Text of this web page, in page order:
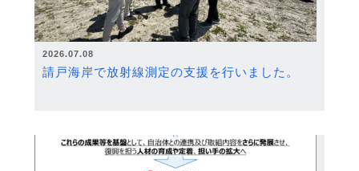
2026.07.08
請戸海岸で放射線測定の支援を行いました。